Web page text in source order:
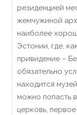
резиденцией
жемчужиной
наиболее
Эстонии, где,
привидение –
обязательно
находится
можно попасть
церковь,